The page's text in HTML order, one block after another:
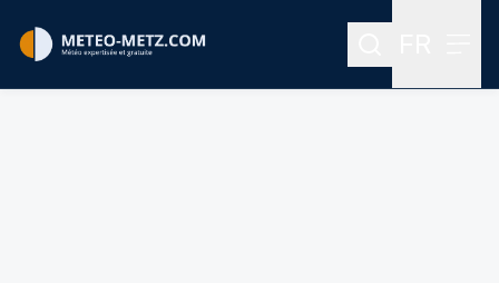
Rechercher